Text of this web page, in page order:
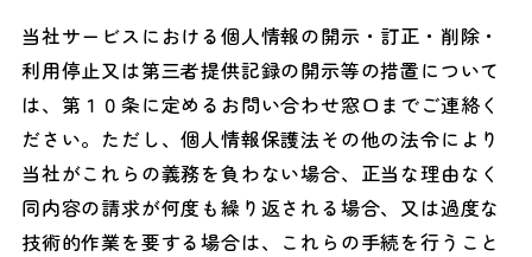
当社サービスにおける個人情報の開示・訂正・削除・
利用停止又は第三者提供記録の開示等の措置について
は、第１０条に定めるお問い合わせ窓口までご連絡く
ださい。ただし、個人情報保護法その他の法令により
当社がこれらの義務を負わない場合、正当な理由なく
同内容の請求が何度も繰り返される場合、又は過度な
技術的作業を要する場合は、これらの手続を行うこと